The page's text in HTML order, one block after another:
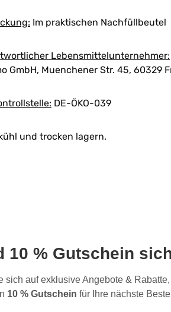
Im praktischen Nachfüllbeutel
Lebensmittelunternehmer:
GmbH, Muenchener Str. 45, 60329
DE-ÖKO-039
und trocken lagern.
10 % Gutschein
auf exklusive Angebote &
10 % Gutschein für Ihre nächste